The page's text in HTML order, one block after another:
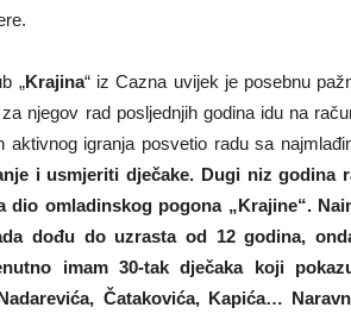
„Krajina“ iz Cazna uvijek je posebnu
njegov rad posljednjih godina idu na
aktivnog igranja posvetio radu sa
i usmjeriti dječake. Dugi niz godina
dio omladinskog pogona „Krajine“.
dođu do uzrasta od 12 godina,
imam 30-tak dječaka koji
Čatakovića, Kapića…